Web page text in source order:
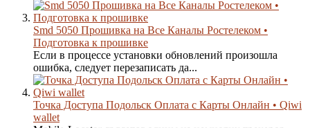
Smd 5050 Прошивка на Все Каналы Ростелеком •
Подготовка к прошивке
Если в процессе установки обновлений произошла
ошибка, следует перезаписать да...
Точка Доступа Подольск Оплата с Карты Онлайн • Qiwi
wallet